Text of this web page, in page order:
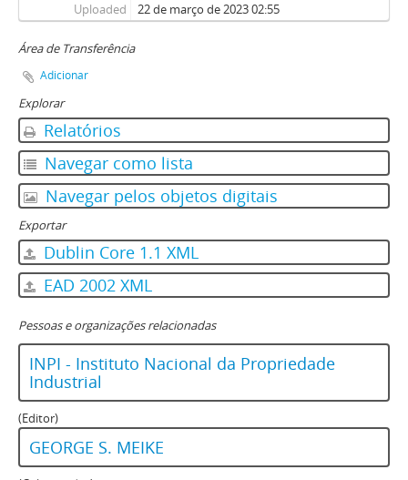
Uploaded 22 de março de 2023 02:55
Área de Transferência
Adicionar
Explorar
Relatórios
Navegar como lista
Navegar pelos objetos digitais
Exportar
Dublin Core 1.1 XML
EAD 2002 XML
Pessoas e organizações relacionadas
INPI - Instituto Nacional da Propriedade
Industrial
(Editor)
GEORGE S. MEIKE